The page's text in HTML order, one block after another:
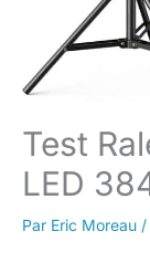
Test
LED
Par Eric Moreau /